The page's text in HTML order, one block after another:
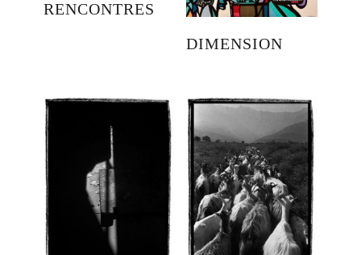
RENCONTRES
DIMENSION